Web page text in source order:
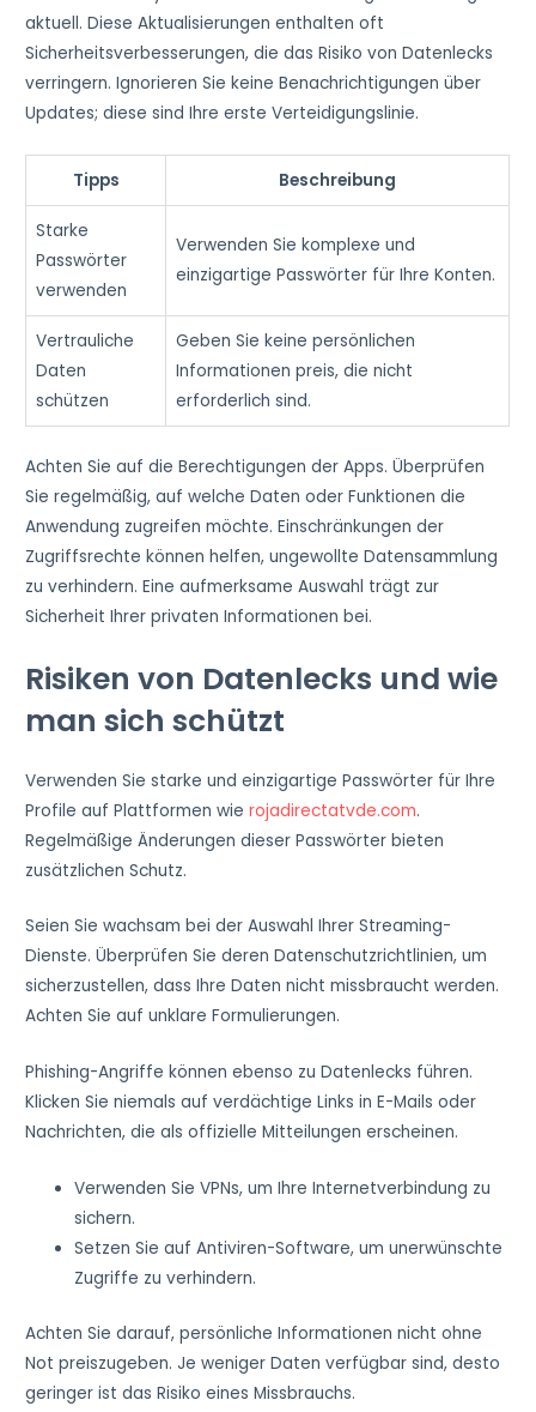
aktuell. Diese Aktualisierungen enthalten oft
Sicherheitsverbesserungen, die das Risiko von Datenlecks
verringern. Ignorieren Sie keine Benachrichtigungen über
Updates; diese sind Ihre erste Verteidigungslinie.
Tipps Beschreibung
Starke
Passwörter
verwenden
Verwenden Sie komplexe und
einzigartige Passwörter für Ihre Konten.
Vertrauliche
Daten
schützen
Geben Sie keine persönlichen
Informationen preis, die nicht
erforderlich sind.
Achten Sie auf die Berechtigungen der Apps. Überprüfen
Sie regelmäßig, auf welche Daten oder Funktionen die
Anwendung zugreifen möchte. Einschränkungen der
Zugriffsrechte können helfen, ungewollte Datensammlung
zu verhindern. Eine aufmerksame Auswahl trägt zur
Sicherheit Ihrer privaten Informationen bei.
Risiken von Datenlecks und wie
man sich schützt
Verwenden Sie starke und einzigartige Passwörter für Ihre
Profile auf Plattformen wierojadirectatvde.com.
Regelmäßige Änderungen dieser Passwörter bieten
zusätzlichen Schutz.
Seien Sie wachsam bei der Auswahl Ihrer Streaming-
Dienste. Überprüfen Sie deren Datenschutzrichtlinien, um
sicherzustellen, dass Ihre Daten nicht missbraucht werden.
Achten Sie auf unklare Formulierungen.
Phishing-Angriffe können ebenso zu Datenlecks führen.
Klicken Sie niemals auf verdächtige Links in E-Mails oder
Nachrichten, die als offizielle Mitteilungen erscheinen.
Verwenden Sie VPNs, um Ihre Internetverbindung zu
sichern.
Setzen Sie auf Antiviren-Software, um unerwünschte
Zugriffe zu verhindern.
Achten Sie darauf, persönliche Informationen nicht ohne
Not preiszugeben. Je weniger Daten verfügbar sind, desto
geringer ist das Risiko eines Missbrauchs.